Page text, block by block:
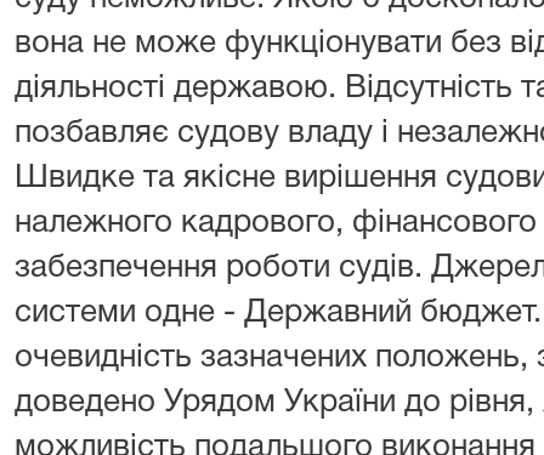
вона не може функціонувати без
діяльності державою. Відсутність
позбавляє судову владу і
Швидке та якісне вирішення
належного кадрового, фінансового
забезпечення роботи судів.
системи одне - Державний
очевидність зазначених положень,
доведено Урядом України до рівня,
можливість подальшого виконання